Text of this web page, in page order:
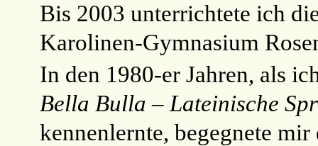
Bis 2003 unterrichtete ich
Karolinen-Gymnasium
In den 1980-er Jahren, als
Bella Bulla – Lateinische
kennenlernte, begegnete